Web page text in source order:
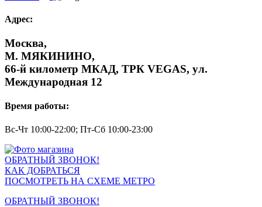
Адрес:
Москва,
М. МЯКИНИНО,
66-й километр МКАД, ТРК VEGAS, ул.
Международная 12
Время работы:
Вс-Чт 10:00-22:00; Пт-Сб 10:00-23:00
ОБРАТНЫЙ ЗВОНОК!
КАК ДОБРАТЬСЯ
ПОСМОТРЕТЬ НА СХЕМЕ МЕТРО
ОБРАТНЫЙ ЗВОНОК!